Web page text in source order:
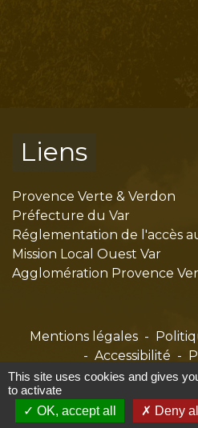
Liens
Provence Verte & Verdon
Préfecture du Var
Réglementation de l'accès
Mission Local Ouest Var
Agglomération Provence
Mentions légales -
- Accessibilité -
Gestion des
Site créé en partenariat
This site uses cookies and gives
to activate
OK, accept all
Deny